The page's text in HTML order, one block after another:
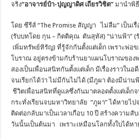
จริง“อาจารย์ป๋า-ปุญญาดิศ เถียรวิชิต”มานำพิ
โดย ซีรีส์ “The Promise สัญญา ไม่ลืม” เป็นเ
(รับบทโดย กุน – กิตติคุณ ตันสุหัส) “น่านฟ้า” (
เพิ่มทรัพย์หิรัญ) ที่รู้จักกันตั้งแต่เด็ก เพราะพ่อข
โบราณ อยู่ตรงข้ามกับร้านยาแผนโบราณของ
สองเป็นเพื่อนสนิทกันตั้งแต่เด็ก มีเรื่องราวใ
จนเรียกได้ว่า ไม่มีกันไม่ได้ (มีภูผา ต้องมีน่าน
ชีวิตเพื่อนสนิทที่ดูแลซึ่งกันมาตลอดตั้งแต่เด็ก
กระทั่งเรียนจบมหาวิทยาลัย “ภูผา” ได้หายไป
ติดต่อกลับมาเป็นเวลาเกือบ 10 ปี สร้างความสั
วันนั้นเป็นต้นมา เพราะเหมือนโลกทั้งใบได้หา